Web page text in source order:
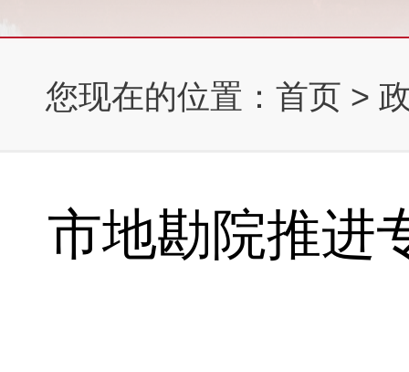
您现在的位置： 首页 >
市地勘院推进